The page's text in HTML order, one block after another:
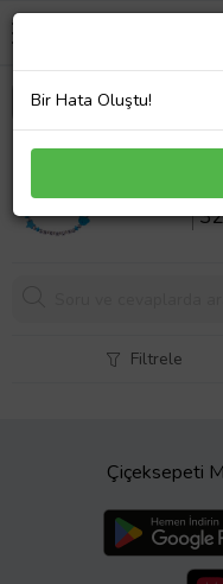
Sahi
Bebek
Filtrele
Çiçeksepeti
Bir Hata Oluştu!